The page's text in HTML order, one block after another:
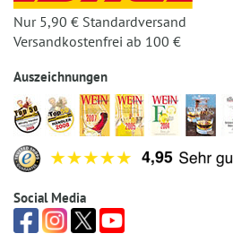
Nur 5,90 € Standardversand
Versandkostenfrei ab 100 €
Auszeichnungen
Social Media